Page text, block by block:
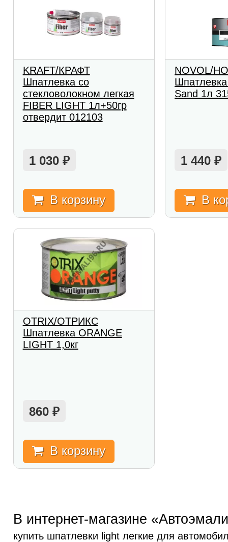
KRAFT/КРАФТ
Шпатлевка со
стекловолокном легкая
FIBER LIGHT 1л+50гр
отвердит 012103
1 030 ₽
В корзину
NOVOL/
Sand 1л
1 440₽
В
OTRIX/ОТРИКС
Шпатлевка ORANGE
LIGHT 1,0кг
860 ₽
В корзину
В интернет-магазине
купить шпатлевки light легкие для